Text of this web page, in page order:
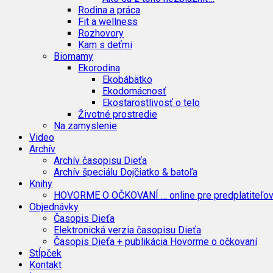
Rodina a práca
Fit a wellness
Rozhovory
Kam s deťmi
Biomamy
Ekorodina
Ekobábätko
Ekodomácnosť
Ekostarostlivosť o telo
Životné prostredie
Na zamyslenie
Video
Archív
Archív časopisu Dieťa
Archív špeciálu Dojčiatko & batoľa
Knihy
HOVORME O OČKOVANÍ … online pre predplatiteľov
Objednávky
Časopis Dieťa
Elektronická verzia časopisu Dieťa
Časopis Dieťa + publikácia Hovorme o očkovaní
Stĺpček
Kontakt